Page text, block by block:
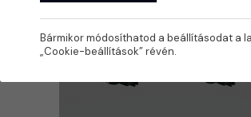
Bármikor módosíthatod a beállításodat a
„Cookie-beállítások” révén.